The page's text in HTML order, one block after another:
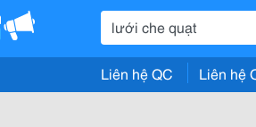
Liên hệ QC Liên hệ